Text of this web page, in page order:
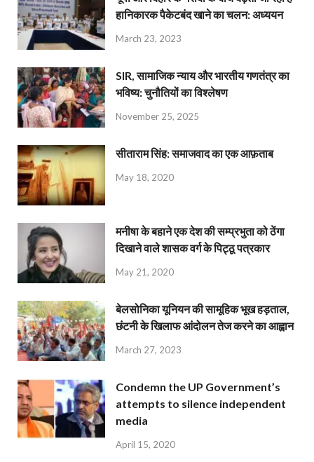
हानिकारक पैकेटबंद खाने का चलन: अध्ययन
March 23, 2023
SIR, सामाजिक न्याय और भारतीय गणतंत्र का
भविष्य: चुनौतियों का विश्लेषण
November 25, 2025
सीताराम सिंह: समाजवाद का एक आफ़ताब
May 18, 2020
मनीषा के बहाने एक देश की सम्प्रभुता को ठेंगा
दिखाने वाले शासक वर्ग के पिट्ठू पत्रकार
May 21, 2020
बेलसोनिका यूनियन की सामूहिक भूख हड़ताल,
छंटनी के खिलाफ आंदोलन तेज करने का आह्वान
March 27, 2023
Condemn the UP Government’s
attempts to silence independent
media
April 15, 2020